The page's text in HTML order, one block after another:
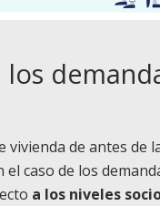
los
vivienda de antes
el caso de los
a los niveles